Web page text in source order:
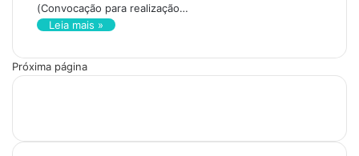
(Convocação para realização…
Leia mais »
Próxima página